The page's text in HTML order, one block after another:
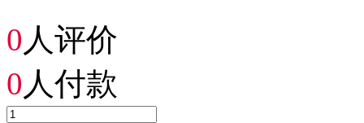
0 人评价
0 人付款